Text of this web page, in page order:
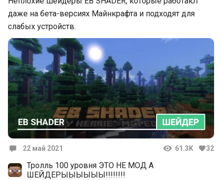
даже на бета-версиях Майнкрафта и подходят для
слабых устройств.
22 май 2021 61.3K 32
Тролль 100 уровня ЭТО НЕ МОД А
ШЕЙДЕРЫЫЫЫЫЫ!!!!!!!!